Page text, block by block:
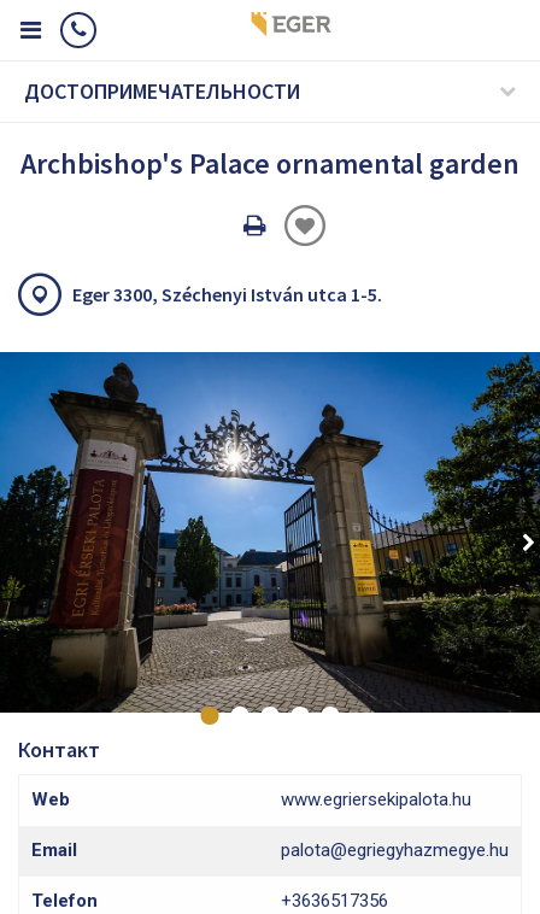
ДОСТОПРИМЕЧАТЕЛЬНОСТИ
Archbishop's Palace ornamental garden
Oldal
Eger 3300, Széchenyi István utca 1-5.
Контакт
Web www.egriersekipalota.hu
Email palota@egriegyhazmegye.hu
Telefon +3636517356